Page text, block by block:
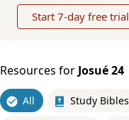
Start 7-day free trial
Resources for Josué 24
All Study Bibles